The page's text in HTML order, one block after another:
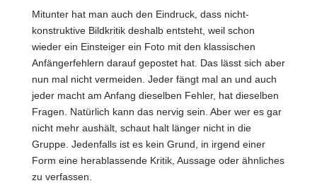
Mitunter hat man auch den Eindruck, dass nicht-
konstruktive Bildkritik deshalb entsteht, weil schon
wieder ein Einsteiger ein Foto mit den klassischen
Anfängerfehlern darauf gepostet hat. Das lässt sich aber
nun mal nicht vermeiden. Jeder fängt mal an und auch
jeder macht am Anfang dieselben Fehler, hat dieselben
Fragen. Natürlich kann das nervig sein. Aber wer es gar
nicht mehr aushält, schaut halt länger nicht in die
Gruppe. Jedenfalls ist es kein Grund, in irgend einer
Form eine herablassende Kritik, Aussage oder ähnliches
zu verfassen.